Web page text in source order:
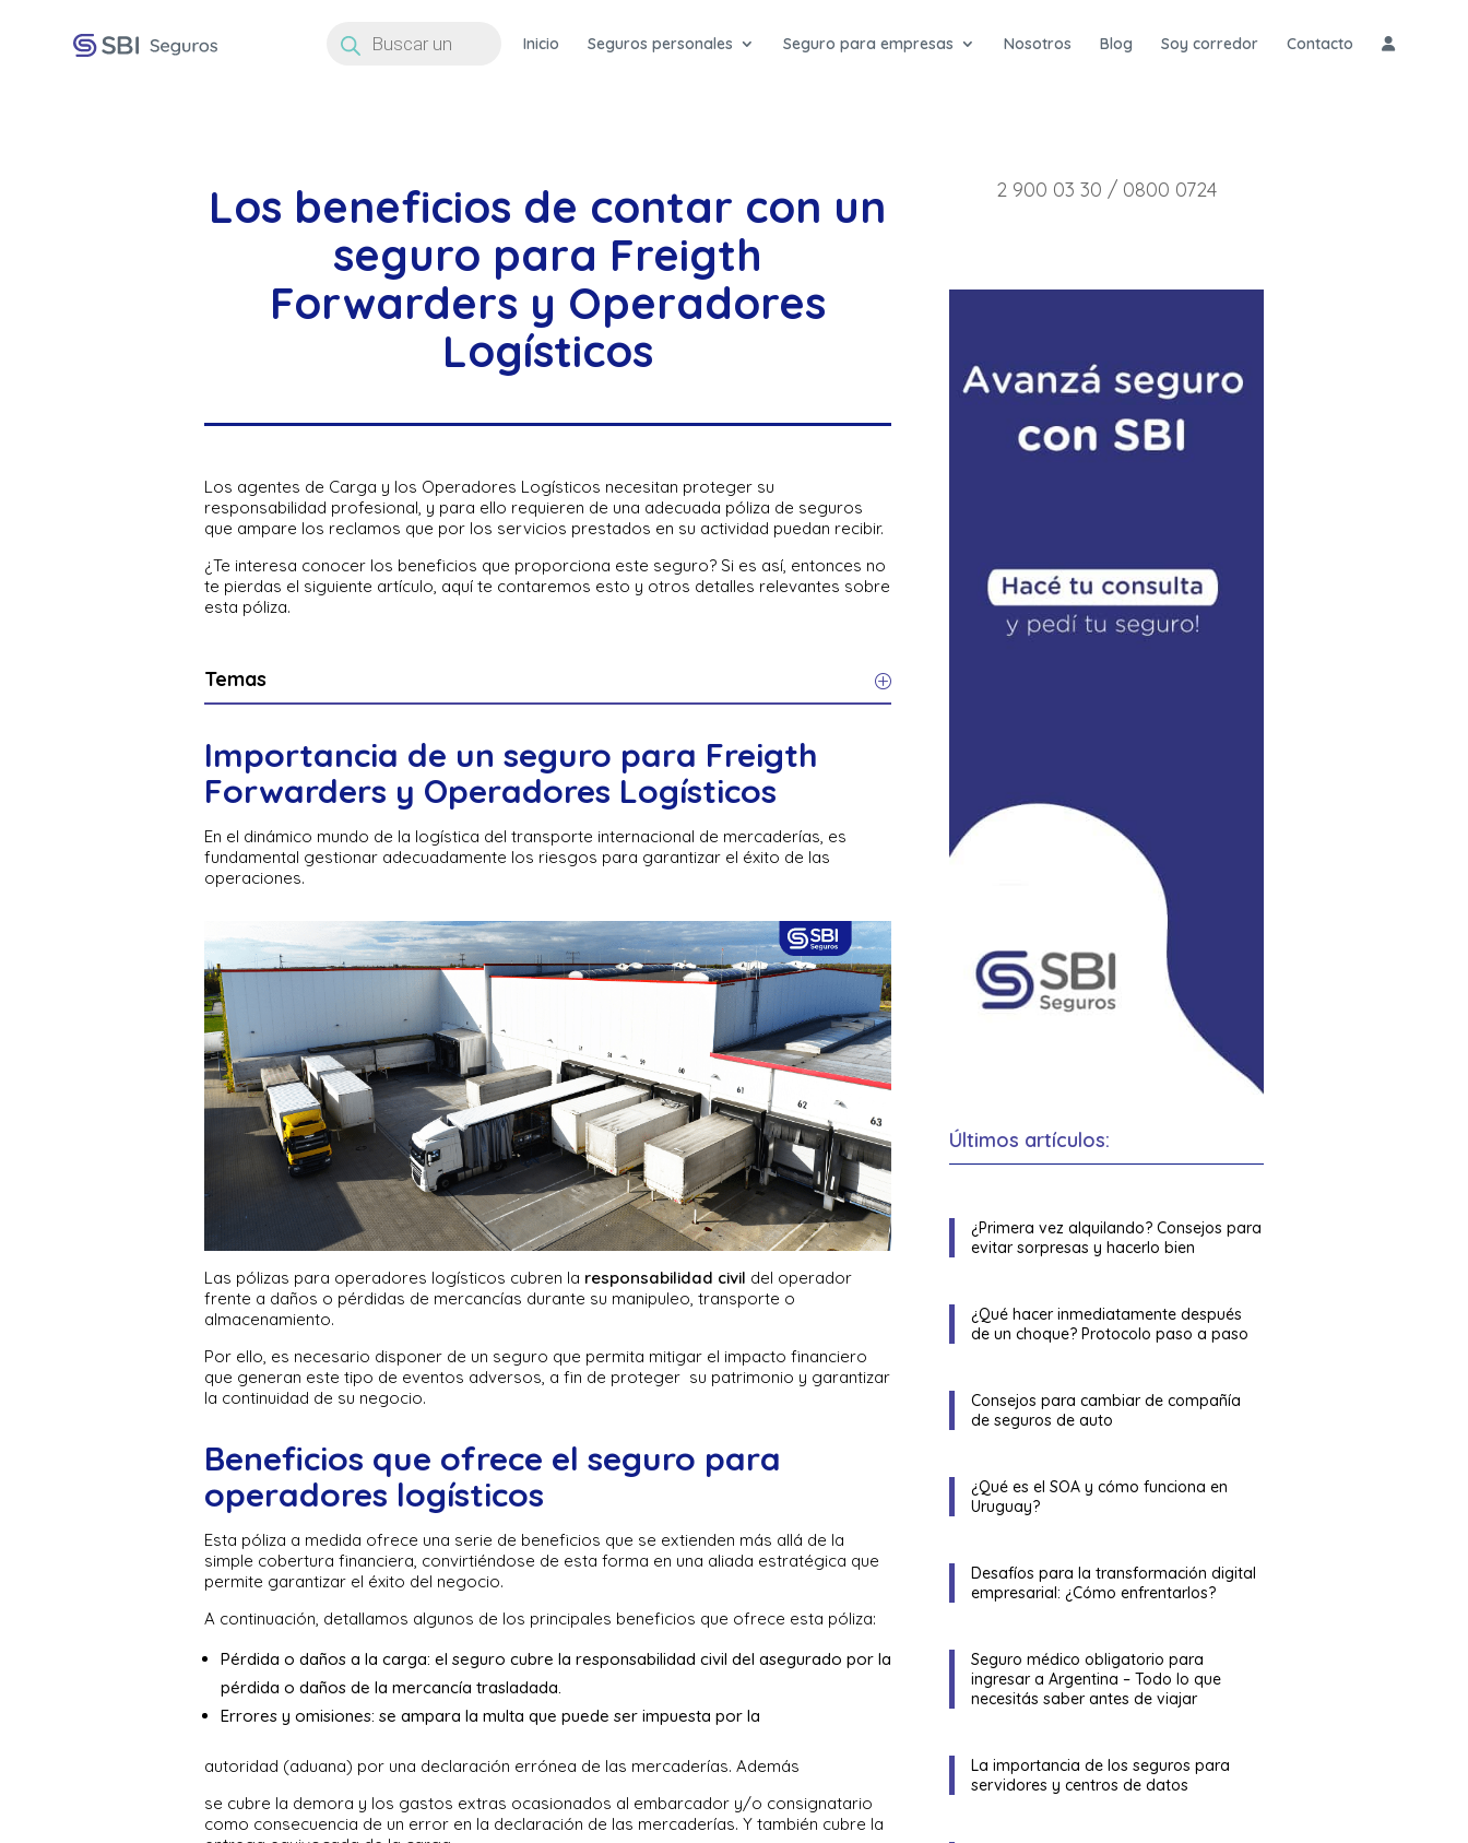
de
productos
Inicio Seguros personales Seguro para empresas Nosotros Blog Soy corredor Contacto
Los beneficios de contar con un
seguro para Freigth
Forwarders y Operadores
Logísticos
Los agentes de Carga y los Operadores Logísticos necesitan proteger su
responsabilidad profesional, y para ello requieren de una adecuada póliza de seguros
que ampare los reclamos que por los servicios prestados en su actividad puedan recibir.
¿Te interesa conocer los beneficios que proporciona este seguro? Si es así, entonces no
te pierdas el siguiente artículo, aquí te contaremos esto y otros detalles relevantes sobre
esta póliza.
Temas
Importancia de un seguro para Freigth
Forwarders y Operadores Logísticos
En el dinámico mundo de la logística del transporte internacional de mercaderías, es
fundamental gestionar adecuadamente los riesgos para garantizar el éxito de las
operaciones.
Las pólizas para operadores logísticos cubren la responsabilidad civil del operador
frente a daños o pérdidas de mercancías durante su manipuleo, transporte o
almacenamiento.
Por ello, es necesario disponer de un seguro que permita mitigar el impacto financiero
que generan este tipo de eventos adversos, a fin de proteger su patrimonio y garantizar
la continuidad de su negocio.
Beneficios que ofrece el seguro para
operadores logísticos
Esta póliza a medida ofrece una serie de beneficios que se extienden más allá de la
simple cobertura financiera, convirtiéndose de esta forma en una aliada estratégica que
permite garantizar el éxito del negocio.
A continuación, detallamos algunos de los principales beneficios que ofrece esta póliza:
Pérdida o daños a la carga: el seguro cubre la responsabilidad civil del asegurado por la
pérdida o daños de la mercancía trasladada.
Errores y omisiones: se ampara la multa que puede ser impuesta por la
autoridad (aduana) por una declaración errónea de las mercaderías. Además
se cubre la demora y los gastos extras ocasionados al embarcador y/o consignatario
como consecuencia de un error en la declaración de las mercaderías. Y también cubre la
2 900 03 30 / 0800 0724
Últimos artículos:
¿Primera vez alquilando? Consejos para
evitar sorpresas y hacerlo bien
¿Qué hacer inmediatamente después
de un choque? Protocolo paso a paso
Consejos para cambiar de compañía
de seguros de auto
¿Qué es el SOA y cómo funciona en
Uruguay?
Desafíos para la transformación digital
empresarial: ¿Cómo enfrentarlos?
Seguro médico obligatorio para
ingresar a Argentina – Todo lo que
necesitás saber antes de viajar
La importancia de los seguros para
servidores y centros de datos